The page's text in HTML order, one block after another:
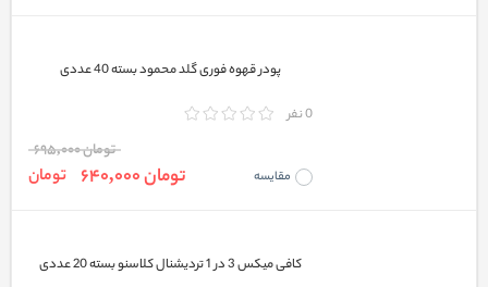
پودر قهوه فوری گلد محمود بسته 40 عددی
0 نفر
مقایسه
تومان 695,000
تومان 640,000 تومان
کافی میکس 3 در 1 تردیشنال کلاسنو بسته 20 عددی